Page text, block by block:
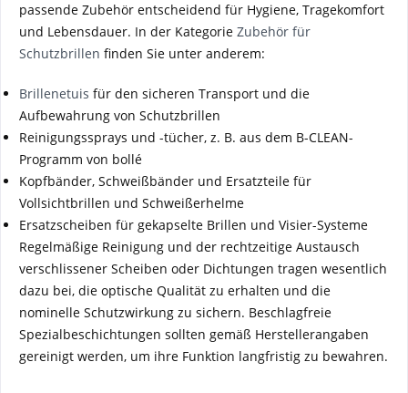
passende Zubehör entscheidend für Hygiene, Tragekomfort
und Lebensdauer. In der Kategorie Zubehör für
Schutzbrillen finden Sie unter anderem:
Brillenetuis für den sicheren Transport und die
Aufbewahrung von Schutzbrillen
Reinigungssprays und -tücher, z. B. aus dem B-CLEAN-
Programm von bollé
Kopfbänder, Schweißbänder und Ersatzteile für
Vollsichtbrillen und Schweißerhelme
Ersatzscheiben für gekapselte Brillen und Visier-Systeme
Regelmäßige Reinigung und der rechtzeitige Austausch
verschlissener Scheiben oder Dichtungen tragen wesentlich
dazu bei, die optische Qualität zu erhalten und die
nominelle Schutzwirkung zu sichern. Beschlagfreie
Spezialbeschichtungen sollten gemäß Herstellerangaben
gereinigt werden, um ihre Funktion langfristig zu bewahren.